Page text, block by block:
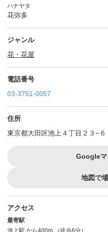
ハナヤタ
花弥多
ジャンル
花・花屋
電話番号
03-3751-0057
住所
東京都大田区池上４丁目２３−６
Googleマ
地図で
アクセス
最寄駅
池上駅 から400m （徒歩6分）